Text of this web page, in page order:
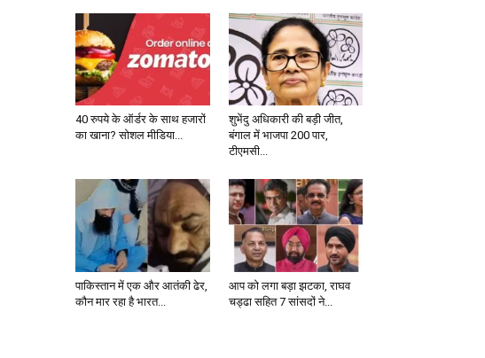
40 रुपये के ऑर्डर के साथ हजारों
का खाना? सोशल मीडिया...
शुभेंदु अधिकारी की बड़ी जीत,
बंगाल में भाजपा 200 पार,
टीएमसी...
पाकिस्तान में एक और आतंकी ढेर,
कौन मार रहा है भारत...
आप को लगा बड़ा झटका, राघव
चड्ढा सहित 7 सांसदों ने...